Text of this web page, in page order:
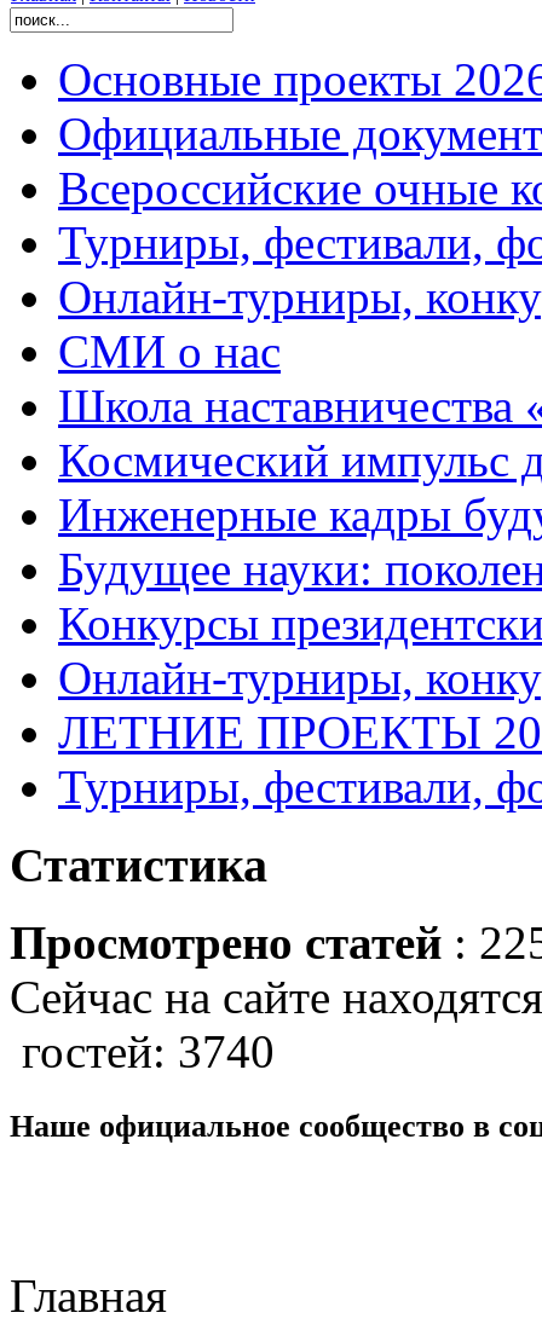
Основные проекты
Официальные
Всероссийские очные
Турниры, фестивали,
Онлайн-турниры,
СМИ о нас
Школа
Космический импульс
Инженерные кадры
Будущее науки:
Конкурсы
Онлайн-турниры,
ЛЕТНИЕ ПРОЕКТЫ
Турниры, фестивали,
Статистика
Просмотрено статей :
Сейчас на сайте
гостей: 3740
Наше официальное сообщество в
Главная